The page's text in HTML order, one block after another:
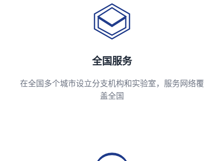
全国服务
在全国多个城市设立分支机构和实验室，服务网络覆
盖全国